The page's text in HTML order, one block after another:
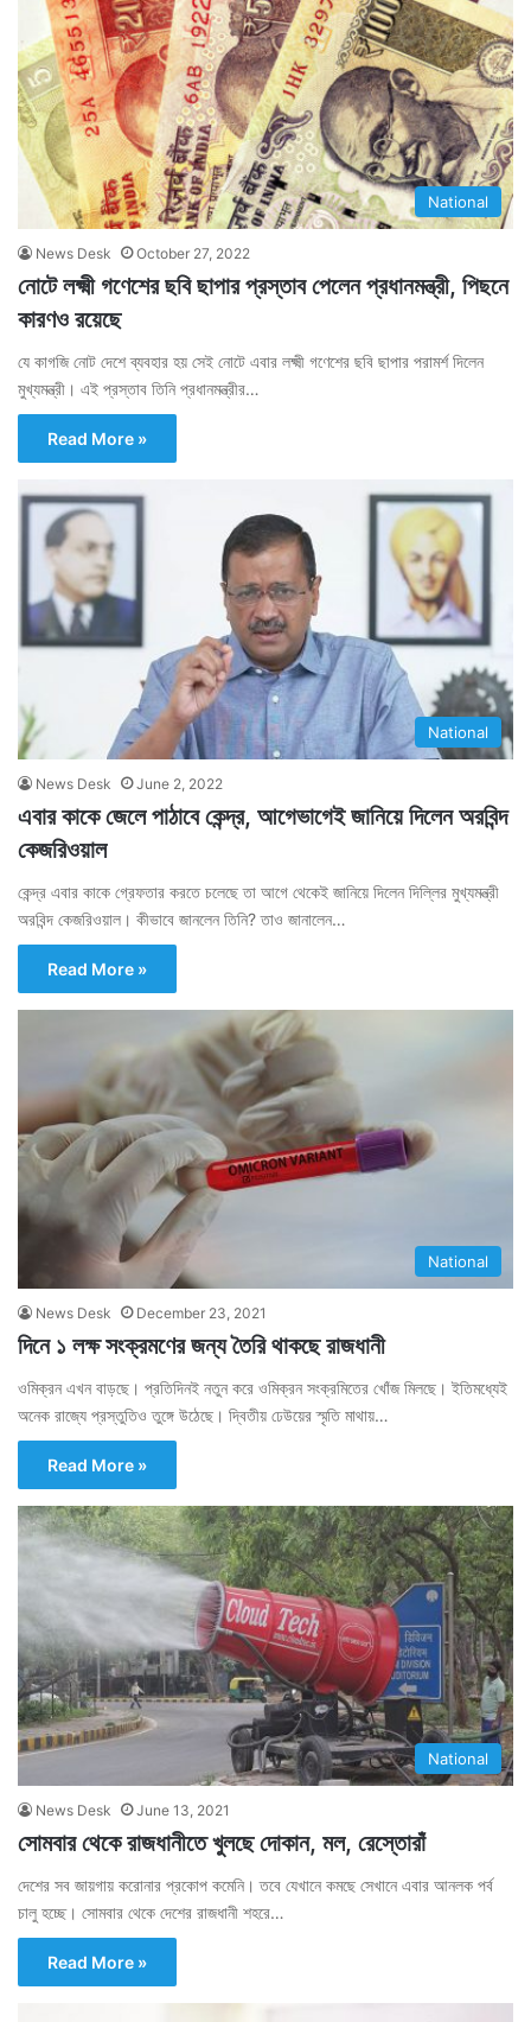
National
News Desk October 27, 2022
নোটে লক্ষ্মী গণেশের ছবি ছাপার প্রস্তাব পেলেন প্রধানমন্ত্রী, পিছনে
কারণও রয়েছে
যে কাগজি নোট দেশে ব্যবহার হয় সেই নোটে এবার লক্ষ্মী গণেশের ছবি ছাপার পরামর্শ দিলেন
মুখ্যমন্ত্রী। এই প্রস্তাব তিনি প্রধানমন্ত্রীর…
Read More »
National
News Desk June 2, 2022
এবার কাকে জেলে পাঠাবে কেন্দ্র, আগেভাগেই জানিয়ে দিলেন অরবিন্দ
কেজরিওয়াল
কেন্দ্র এবার কাকে গ্রেফতার করতে চলেছে তা আগে থেকেই জানিয়ে দিলেন দিল্লির মুখ্যমন্ত্রী
অরবিন্দ কেজরিওয়াল। কীভাবে জানলেন তিনি? তাও জানালেন…
Read More »
National
News Desk December 23, 2021
দিনে ১ লক্ষ সংক্রমণের জন্য তৈরি থাকছে রাজধানী
ওমিক্রন এখন বাড়ছে। প্রতিদিনই নতুন করে ওমিক্রন সংক্রমিতের খোঁজ মিলছে। ইতিমধ্যেই
অনেক রাজ্যে প্রস্তুতিও তুঙ্গে উঠেছে। দ্বিতীয় ঢেউয়ের স্মৃতি মাথায়…
Read More »
National
News Desk June 13, 2021
সোমবার থেকে রাজধানীতে খুলছে দোকান, মল, রেস্তোরাঁ
দেশের সব জায়গায় করোনার প্রকোপ কমেনি। তবে যেখানে কমছে সেখানে এবার আনলক পর্ব
চালু হচ্ছে। সোমবার থেকে দেশের রাজধানী শহরে…
Read More »